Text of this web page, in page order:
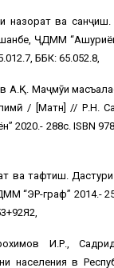
назорат ва
ҶДММ
ББК: 65.052.8,
А.Қ. Маҷмӯи
/ [Матн] // Р.Н.
2020.- 288с. ISBN
ва тафтиш.
“ЭР-граф” 2014.-
И.Р.,
населения в